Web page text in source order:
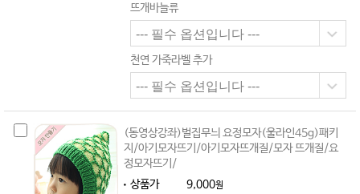
뜨개바늘류
천연 가죽라벨 추가
(동영상강좌)벌집무늬 요정모자(울라인45g)패키
지/아기모자뜨기/아기모자뜨개질/모자 뜨개질/요
정모자뜨기/
상품가
9,000원